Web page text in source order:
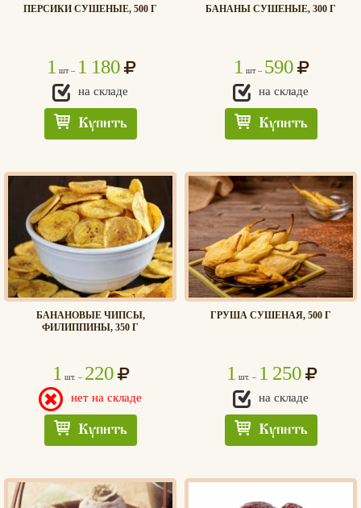
ПЕРСИКИ СУШЕНЫЕ, 500 Г
1 шт – 1 180
на складе
Купить
БАНАНЫ СУШЕНЫЕ, 300 Г
1 шт – 590
на складе
Купить
БАНАНОВЫЕ ЧИПСЫ,
ФИЛИППИНЫ, 350 Г
1 шт. – 220
нет на складе
Купить
ГРУША СУШЕНАЯ, 500 Г
1 шт. – 1 250
на складе
Купить